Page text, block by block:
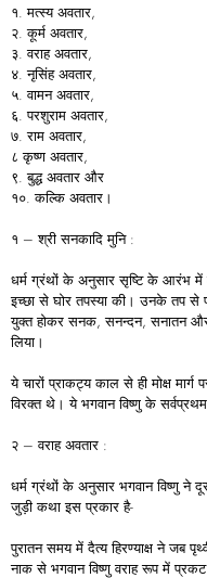
१. मत्स्य अवतार,
२. कूर्म अवतार,
३. वराह अवतार,
४. नृसिंह अवतार,
५. वामन अवतार,
६. परशुराम अवतार,
७. राम अवतार,
८ कृष्ण अवतार,
९. बुद्ध अवतार और
१०. कल्कि अवतार।
१ – श्री सनकादि मुनि :
धर्म ग्रंथों के अनुसार सृष्टि के आरंभ में
इच्छा से घोर तपस्या की। उनके तप से
युक्त होकर सनक, सनन्दन, सनातन
लिया।
ये चारों प्राकट्य काल से ही मोक्ष मार्ग
विरक्त थे। ये भगवान विष्णु के
२ – वराह अवतार :
धर्म ग्रंथों के अनुसार भगवान विष्णु ने
जुड़ी कथा इस प्रकार है-
पुरातन समय में दैत्य हिरण्याक्ष ने जब
नाक से भगवान विष्णु वराह रूप में